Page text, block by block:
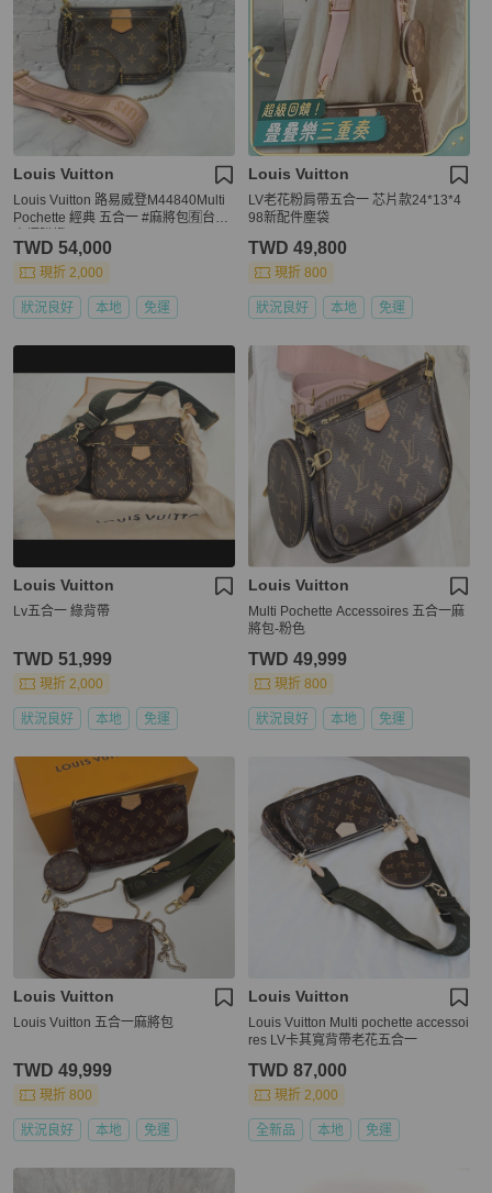
Louis Vuitton
Louis Vuitton 路易威登M44840Multi
Pochette 經典 五合一 #麻將包🈶台灣
TWD 54,000
現折 2,000
狀況良好 本地 免運
Louis Vuitton
LV老花粉肩帶五合一 芯片款24*13*4
98新配件塵袋
TWD 49,800
現折 800
狀況良好 本地 免運
Louis Vuitton
Lv五合一 綠背帶
TWD 51,999
現折 2,000
狀況良好 本地 免運
Louis Vuitton
Multi Pochette Accessoires 五合一麻
將包-粉色
TWD 49,999
現折 800
狀況良好 本地 免運
Louis Vuitton
Louis Vuitton 五合一麻將包
TWD 49,999
現折 800
狀況良好 本地 免運
Louis Vuitton
Louis Vuitton Multi pochette accessoi
res LV卡其寬背帶老花五合一
TWD 87,000
現折 2,000
全新品 本地 免運